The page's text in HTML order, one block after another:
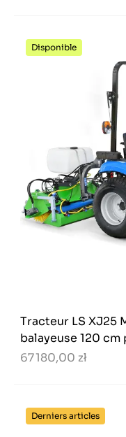
Disponible
Tracteur LS XJ25
balayeuse 120 cm
67 180,00 zł
Derniers articles